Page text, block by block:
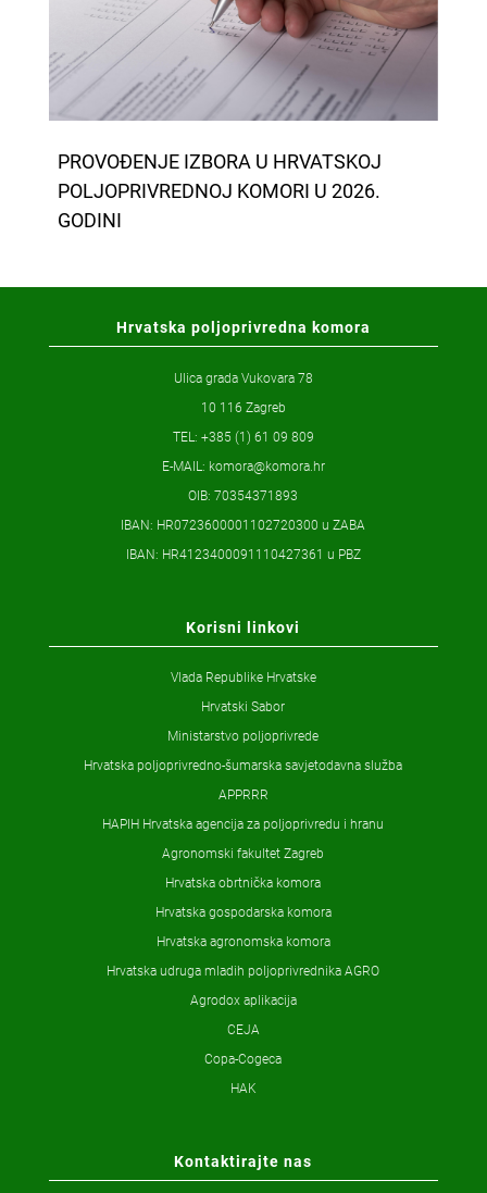
PROVOĐENJE IZBORA U HRVATSKOJ
POLJOPRIVREDNOJ KOMORI U 2026.
GODINI
Hrvatska poljoprivredna komora
Ulica grada Vukovara 78
10 116 Zagreb
TEL: +385 (1) 61 09 809
E-MAIL: komora@komora.hr
OIB: 70354371893
IBAN: HR0723600001102720300 u ZABA
IBAN: HR4123400091110427361 u PBZ
Korisni linkovi
Vlada Republike Hrvatske
Hrvatski Sabor
Ministarstvo poljoprivrede
Hrvatska poljoprivredno-šumarska savjetodavna služba
APPRRR
HAPIH Hrvatska agencija za poljoprivredu i hranu
Agronomski fakultet Zagreb
Hrvatska obrtnička komora
Hrvatska gospodarska komora
Hrvatska agronomska komora
Hrvatska udruga mladih poljoprivrednika AGRO
Agrodox aplikacija
CEJA
Copa-Cogeca
HAK
Kontaktirajte nas